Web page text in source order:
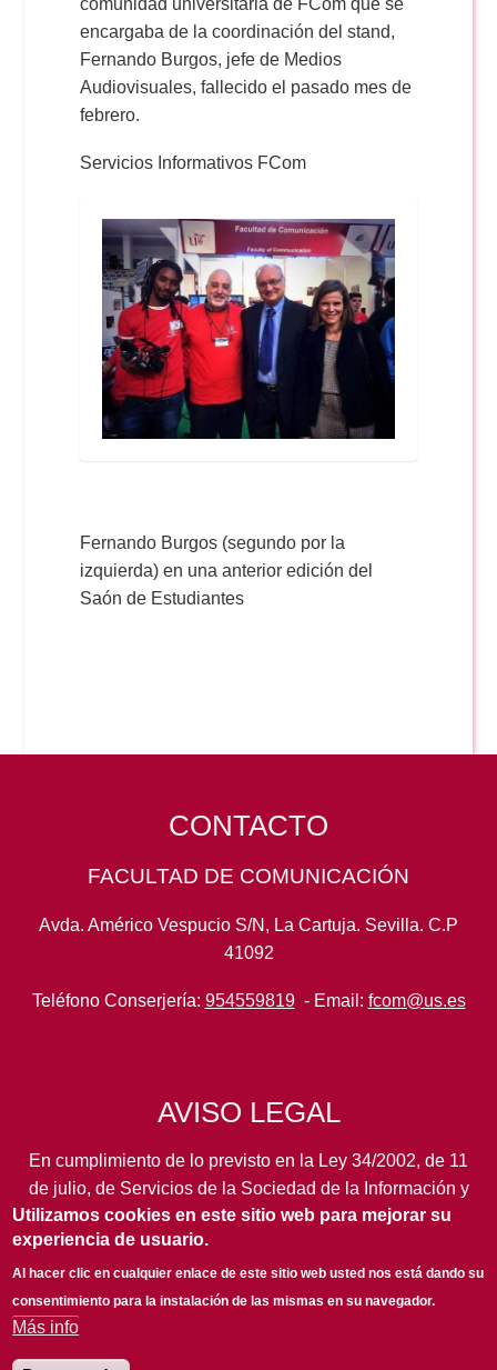
comunidad universitaria de FCom que se
encargaba de la coordinación del stand,
Fernando Burgos, jefe de Medios
Audiovisuales, fallecido el pasado mes de
febrero.
Servicios Informativos FCom
Fernando Burgos (segundo por la
izquierda) en una anterior edición del
Saón de Estudiantes
CONTACTO
FACULTAD DE COMUNICACIÓN
Avda. Américo Vespucio S/N, La Cartuja. Sevilla. C.P
41092
Teléfono Conserjería: 954559819- Email: fcom@us.es
AVISO LEGAL
En cumplimiento de lo previsto en la Ley 34/2002, de 11
de julio, de Servicios de la Sociedad de la Información y
de Comercio Electrónico, así como en otras normas de
legal aplicación, se pone en conocimiento de los
usuarios de este portal de laUniversidad de Sevillalos
siguientes datos de información general...leer más
Utilizamos cookies en este sitio web para mejorar su
experiencia de usuario.
Al hacer clic en cualquier enlace de este sitio web usted nos está dando su
consentimiento para la instalación de las mismas en su navegador.
Más info